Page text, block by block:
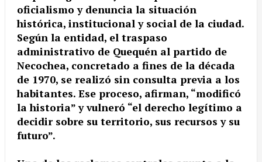
oficialismo y denuncia la situación
histórica, institucional y social de la ciudad.
Según la entidad, el traspaso
administrativo de Quequén al partido de
Necochea, concretado a fines de la década
de 1970, se realizó sin consulta previa a los
habitantes. Ese proceso, afirman, “modificó
la historia” y vulneró “el derecho legítimo a
decidir sobre su territorio, sus recursos y su
futuro”.